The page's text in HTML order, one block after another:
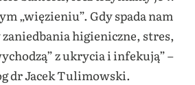
„więzieniu”. Gdy spada nam
higieniczne, stres,
z ukrycia i infekują” –
dr Jacek Tulimowski.